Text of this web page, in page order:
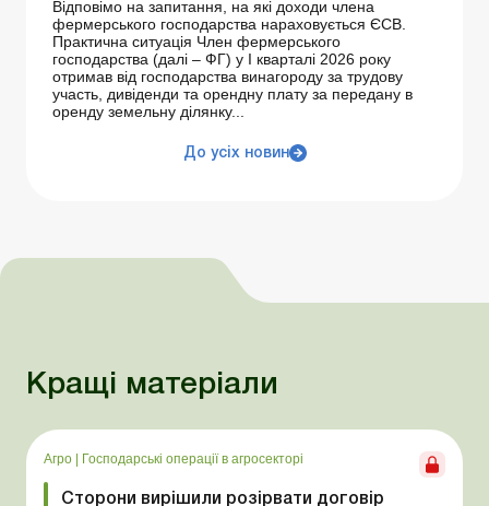
Відповімо на запитання, на які доходи члена
фермерського господарства нараховується ЄСВ.
Практична ситуація Член фермерського
господарства (далі – ФГ) у І кварталі 2026 року
отримав від господарства винагороду за трудову
участь, дивіденди та орендну плату за передану в
оренду земельну ділянку...
До усіх новин
Кращі матеріали
Агро Господарські операції в агросекторі
Сторони вирішили розірвати договір